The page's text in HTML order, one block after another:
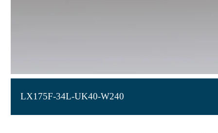
LX175F-34L-UK40-W240